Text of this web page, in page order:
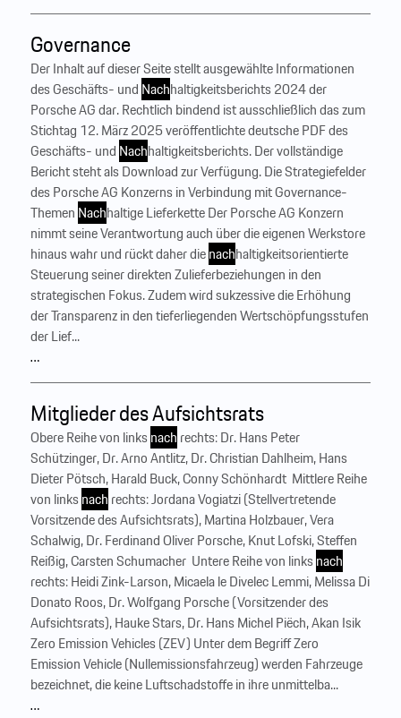
Governance
Der Inhalt auf dieser Seite stellt ausgewählte Informationen
des Geschäfts- und Nachhaltigkeitsberichts 2024 der
Porsche AG dar. Rechtlich bindend ist ausschließlich das zum
Stichtag 12. März 2025 veröffentlichte deutsche PDF des
Geschäfts- und Nachhaltigkeitsberichts. Der vollständige
Bericht steht als Download zur Verfügung. Die Strategiefelder
des Porsche AG Konzerns in Verbindung mit Governance-
Themen Nachhaltige Lieferkette Der Porsche AG Konzern
nimmt seine Verantwortung auch über die eigenen Werkstore
hinaus wahr und rückt daher dienachhaltigkeitsorientierte
Steuerung seiner direkten Zulieferbeziehungen in den
strategischen Fokus. Zudem wird sukzessive die Erhöhung
der Transparenz in den tieferliegenden Wertschöpfungsstufen
der Lief...
…
Mitglieder des Aufsichtsrats
Obere Reihe von linksnach rechts: Dr. Hans Peter
Schützinger, Dr. Arno Antlitz, Dr. Christian Dahlheim, Hans
Dieter Pötsch, Harald Buck, Conny Schönhardt ‍ Mittlere Reihe
von linksnach rechts: Jordana Vogiatzi (Stellvertretende
Vorsitzende des Aufsichtsrats), Martina Holzbauer, Vera
Schalwig, Dr. Ferdinand Oliver Porsche, Knut Lofski, Steffen
Reißig, Carsten Schumacher ‍ Untere Reihe von linksnach
rechts: Heidi Zink-Larson, Micaela le Divelec Lemmi, Melissa Di
Donato Roos, Dr. Wolfgang Porsche (Vorsitzender des
Aufsichtsrats), Hauke Stars, Dr. Hans Michel Piëch, Akan Isik ‍
Zero Emission Vehicles (ZEV) Unter dem Begriff Zero
Emission Vehicle (Nullemissionsfahrzeug) werden Fahrzeuge
bezeichnet, die keine Luftschadstoffe in ihre unmittelba...
…